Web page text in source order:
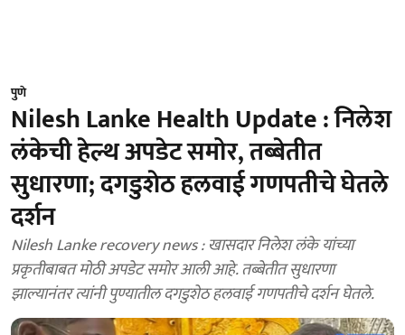
पुणे
Nilesh Lanke Health Update : निलेश
लंकेची हेल्थ अपडेट समोर, तब्बेतीत
सुधारणा; दगडुशेठ हलवाई गणपतीचे घेतले
दर्शन
Nilesh Lanke recovery news : खासदार निलेश लंके यांच्या
प्रकृतीबाबत मोठी अपडेट समोर आली आहे. तब्बेतीत सुधारणा
झाल्यानंतर त्यांनी पुण्यातील दगडुशेठ हलवाई गणपतीचे दर्शन घेतले.